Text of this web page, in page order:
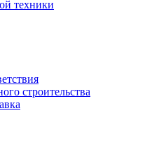
техники
строительства